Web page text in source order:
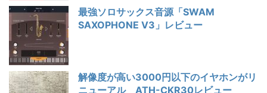
最強ソロサックス音源「SWAM
SAXOPHONE V3」レビュー
解像度が高い3000円以下のイヤホンがリ
ニューアル ATH-CKR30レビュー